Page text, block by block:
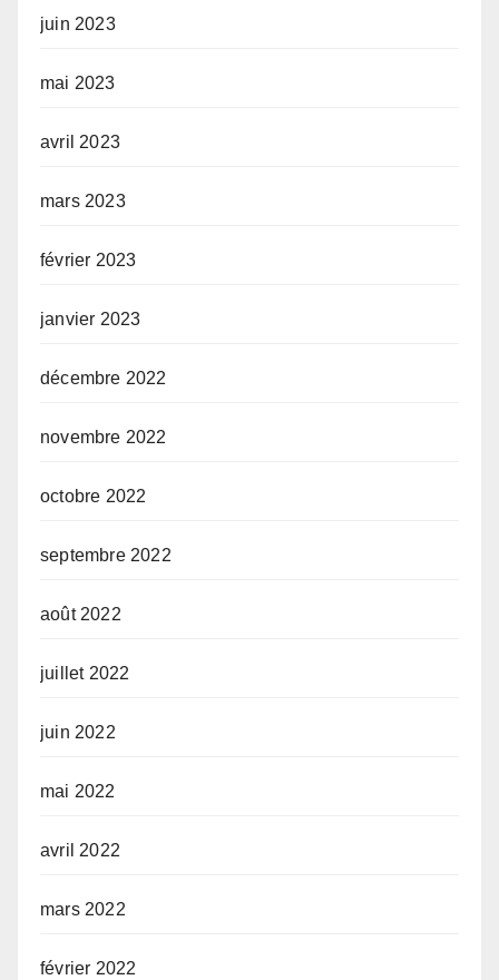
juin 2023
mai 2023
avril 2023
mars 2023
février 2023
janvier 2023
décembre 2022
novembre 2022
octobre 2022
septembre 2022
août 2022
juillet 2022
juin 2022
mai 2022
avril 2022
mars 2022
février 2022